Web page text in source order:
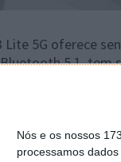
Nós e os nossos
processamos
Lite 5G oferece
5.1, tem